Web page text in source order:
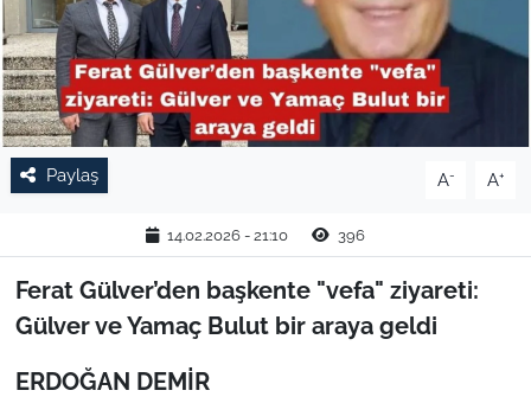
Paylaş A- A+
14.02.2026 - 21:10 396
Ferat Gülver’den başkente "vefa" ziyareti:
Gülver ve Yamaç Bulut bir araya geldi
ERDOĞAN DEMİR
TARIM VE HAYVANCILIK
KÜLTÜR SANAT
RESMİ İLAN
SPOR
YAŞAM
EDİRNE
TEKİRDAĞ